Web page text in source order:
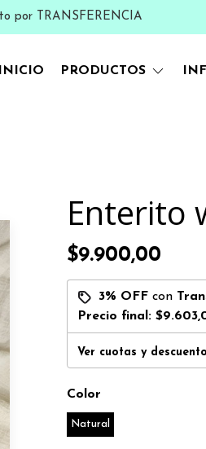
por TRANSFERENCIA
INICIO PRODUCTOS
Enterito
$9.900,00
3% OFFcon
Precio final:
Ver cuotas y
Color
Natural